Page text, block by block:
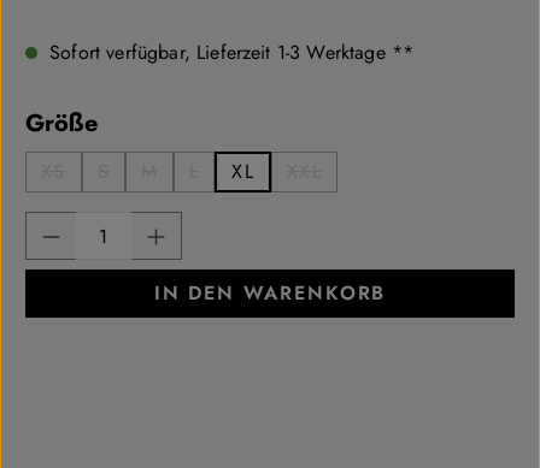
Sofort verfügbar, Lieferzeit 1-3 Werktage **
Größeauswählen
(Diese Option ist zurzeit nicht verfügbar.)
(Diese Option ist zurzeit nicht verfügbar.)
(Diese Option ist zurzeit nicht verfügbar.)
(Diese Option ist zurzeit nicht
XL
(Diese Option ist zurzeit
Produkt Anzahl: Gib den gewünschten
IN DEN WARENKORB